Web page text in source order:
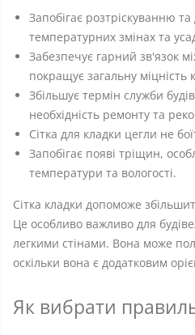
Запобігає розтріскуванню
температурних змінах та
Забезпечує гарний зв'язок
покращує загальну міцність
Збільшує термін служби
необхідність ремонту та
Сітка для кладки цегли не
Запобігає появі тріщин,
температури та вологості.
Сітка кладки допоможе
Це особливо важливо для
легкими стінами. Вона може
оскільки вона є додатковим
Як вибрати